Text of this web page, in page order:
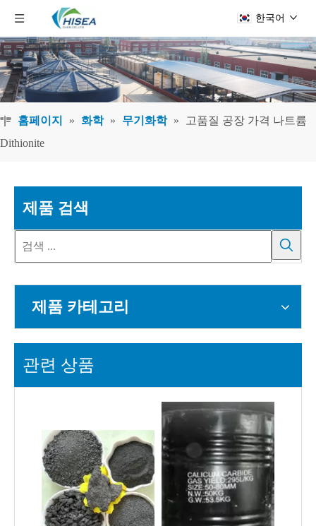
한국어
홈페이지 » 화학 » 무기화학 »
고품질 공장 가격 나트륨
Dithionite
제품 검색
제품 카테고리
관련 상품